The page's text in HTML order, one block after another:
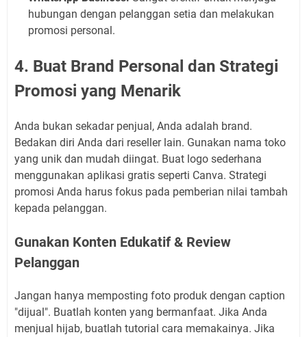
hubungan dengan pelanggan setia dan melakukan
promosi personal.
4. Buat Brand Personal dan Strategi
Promosi yang Menarik
Anda bukan sekadar penjual, Anda adalah brand.
Bedakan diri Anda dari reseller lain. Gunakan nama toko
yang unik dan mudah diingat. Buat logo sederhana
menggunakan aplikasi gratis seperti Canva. Strategi
promosi Anda harus fokus pada pemberian nilai tambah
kepada pelanggan.
Gunakan Konten Edukatif & Review
Pelanggan
Jangan hanya memposting foto produk dengan caption
"dijual". Buatlah konten yang bermanfaat. Jika Anda
menjual hijab, buatlah tutorial cara memakainya. Jika